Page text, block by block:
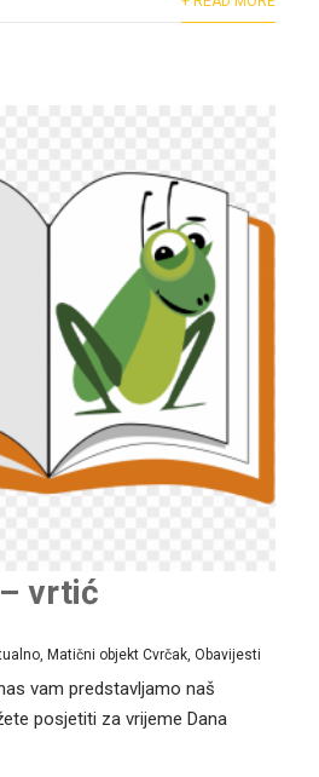
vrtić
, Matični objekt Cvrčak, Obavijesti
vam predstavljamo naš
posjetiti za vrijeme Dana